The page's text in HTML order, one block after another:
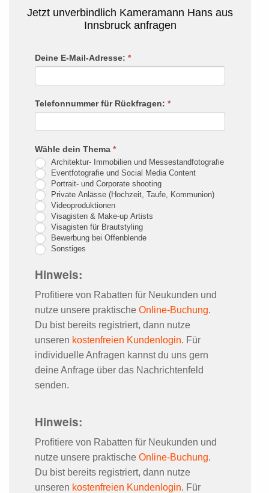
Transparency
Window
Font Size
Text Edge Style
Resetrestore all settings to the
default values
Close Modal Dialog
Jetzt unverbindlich Kameramann Hans aus
Innsbruck anfragen
Rückruf
Deine E-Mail-Adresse: *
Telefonnummer für Rückfragen: *
Wähle dein Thema *
Architektur- Immobilien und Messestandfotografie
Eventfotografie und Social Media Content
Portrait- und Corporate shooting
Private Anlässe (Hochzeit, Taufe, Kommunion)
Videoproduktionen
Visagisten & Make-up Artists
Visagisten für Brautstyling
Bewerbung bei Offenblende
Sonstiges
Hinweis:
Profitiere von Rabatten für Neukunden und
nutze unsere praktische Online-Buchung.
Du bist bereits registriert, dann nutze
unseren kostenfreien Kundenlogin. Für
individuelle Anfragen kannst du uns gern
deine Anfrage über das Nachrichtenfeld
senden.
Hinweis:
Profitiere von Rabatten für Neukunden und
nutze unsere praktische Online-Buchung.
Du bist bereits registriert, dann nutze
unseren kostenfreien Kundenlogin. Für
Falls
bist,
Feld
leer.